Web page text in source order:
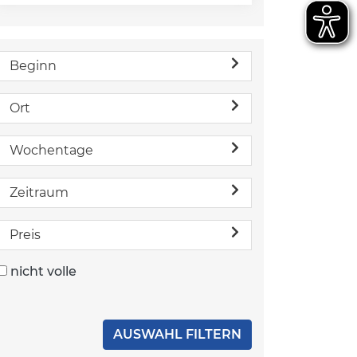
Beginn
Ort
Wochentage
Zeitraum
Preis
nicht volle